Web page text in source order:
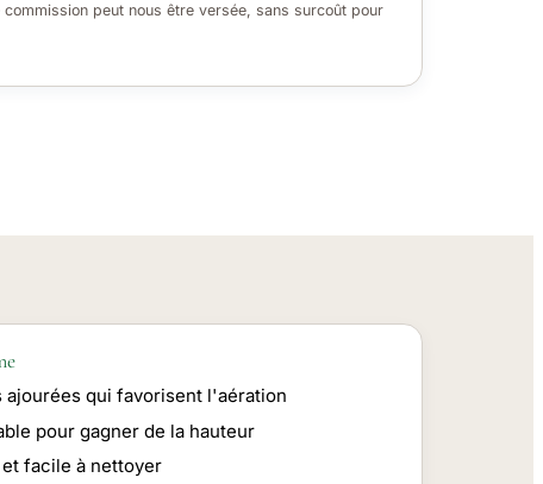
commission peut nous être versée, sans surcoût pour
ajourées qui favorisent l'aération
pour gagner de la hauteur
facile à nettoyer